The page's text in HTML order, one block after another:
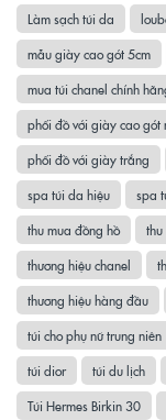
Làm sạch túi da
mẫu giày cao gót 5cm
mua túi chanel chính
phối đồ với giày cao gót
phối đồ với giày trắng
spa túi da hiệu
spa
thu mua đồng hồ
thương hiệu chanel
thương hiệu hàng đầu
túi cho phụ nữ trung niên
túi dior
túi du lịch
Túi Hermes Birkin 30